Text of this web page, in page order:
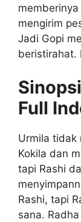
mengirim
Jadi Gopi
beristirahat.
Full
Urmila tidak
Kokila dan
tapi Rashi
Rashi, tapi
sana.